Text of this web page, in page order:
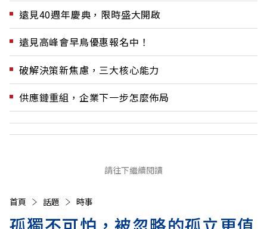
遠見40週年慶典，限時盛大開啟
遠見高峰會早鳥優惠報名中！
破解決策新焦慮，三大核心能力
供應鏈重組，企業下一步怎麼佈局
請往下繼續閱讀
首頁 話題 時事